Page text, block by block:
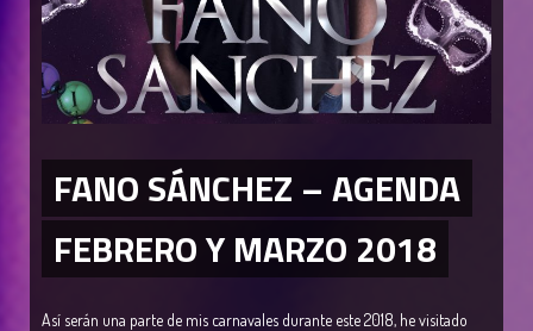
FANO SÁNCHEZ – AGENDA
FEBRERO Y MARZO 2018
Así serán una parte de mis carnavales durante este 2018, he visitado